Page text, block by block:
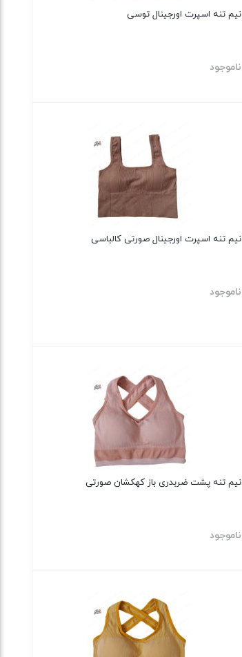
نیم تنه اسپرت اورجینال توسی
ناموجود
نیم تنه اسپرت اورجینال صورتی کالباسی
ناموجود
نیم تنه پشت ضربدری باز کهکشان صورتی
ناموجود